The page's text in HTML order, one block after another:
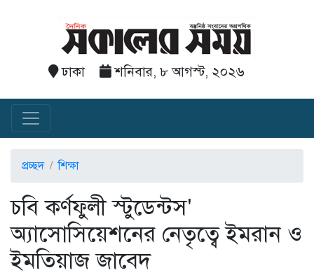
ঢাকা শনিবার, ৮ আগস্ট, ২০২৬
প্রচ্ছদ শিক্ষা
চবি কর্ণফুলী স্টুডেন্টস'
অ্যাসোসিয়েশনের নেতৃত্বে ইমরান ও
ইমতিয়াজ জাবেদ